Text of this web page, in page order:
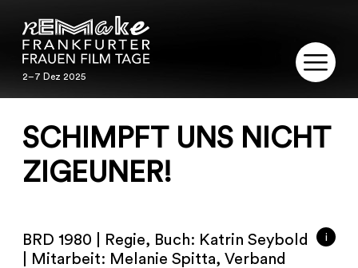
2–7 Dez 2025
2–7 Dez 2025
PROGRAMM
PUBLIKATIONEN
SCHIMPFT UNS NICHT
ZIGEUNER!
i
BRD 1980 | Regie, Buch: Katrin Seybold
| Mitarbeit: Melanie Spitta, Verband